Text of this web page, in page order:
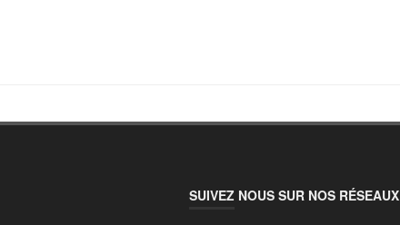
SUIVEZ NOUS SUR NOS RÉSEAUX